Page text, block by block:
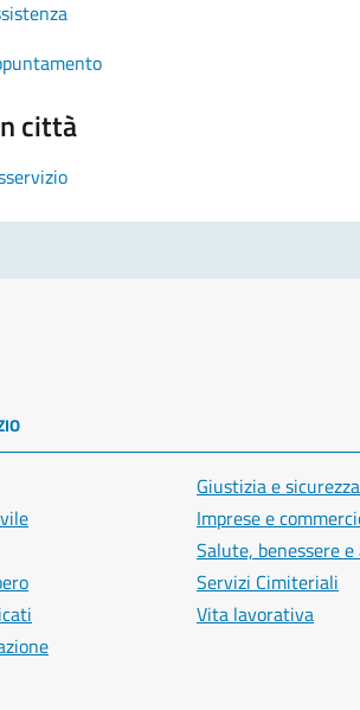
città
Giustizia e
Imprese e
Salute, benessere
Servizi Cimiteriali
Vita lavorativa